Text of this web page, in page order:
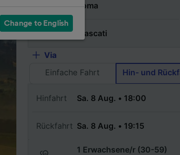
Von
Nach
Via
Einfache Fahrt
Hin- und
Hinfahrt
Rückfahrt
1 Erwachsene/r (30-59)
Change to English